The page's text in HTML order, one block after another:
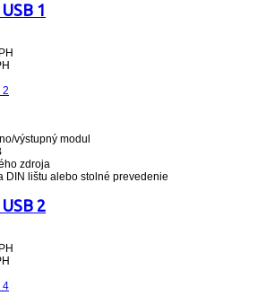
1
výstupný modul
zdroja
DIN lištu alebo stolné prevedenie
2